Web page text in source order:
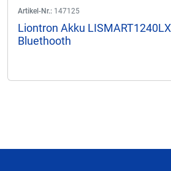
Artikel-Nr.: 147125
Liontron Akku
Bluethooth